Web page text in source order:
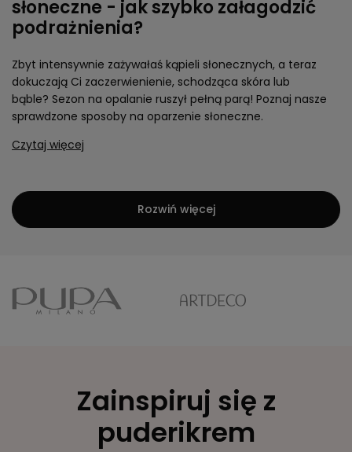
słoneczne - jak szybko załagodzić
podrażnienia?
Zbyt intensywnie zażywałaś kąpieli słonecznych, a teraz
dokuczają Ci zaczerwienienie, schodząca skóra lub
bąble? Sezon na opalanie ruszył pełną parą! Poznaj nasze
sprawdzone sposoby na oparzenie słoneczne.
Czytaj więcej
Rozwiń więcej
Zainspiruj się z
puderikrem